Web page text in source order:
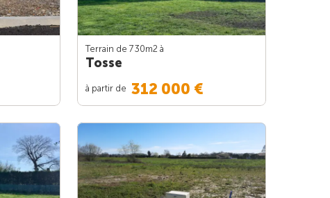
Terrain de 730m2 à
Tosse
à partir de 312 000 €